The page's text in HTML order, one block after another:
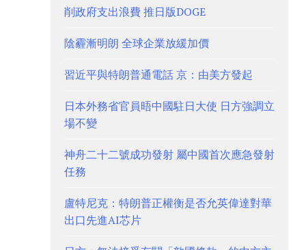
削政府支出浪費 推日版DOGE
陰霾漸明朗 全球企業放緩加價
習近平與特朗普通電話 京：由美方發起
日本外務省官員晤中國駐日大使 日方強調立
場不變
神舟二十二號成功發射 屬中國首次應急發射
任務
盧特尼克：特朗普正權衡是否允英偉達對華
出口先進AI芯片